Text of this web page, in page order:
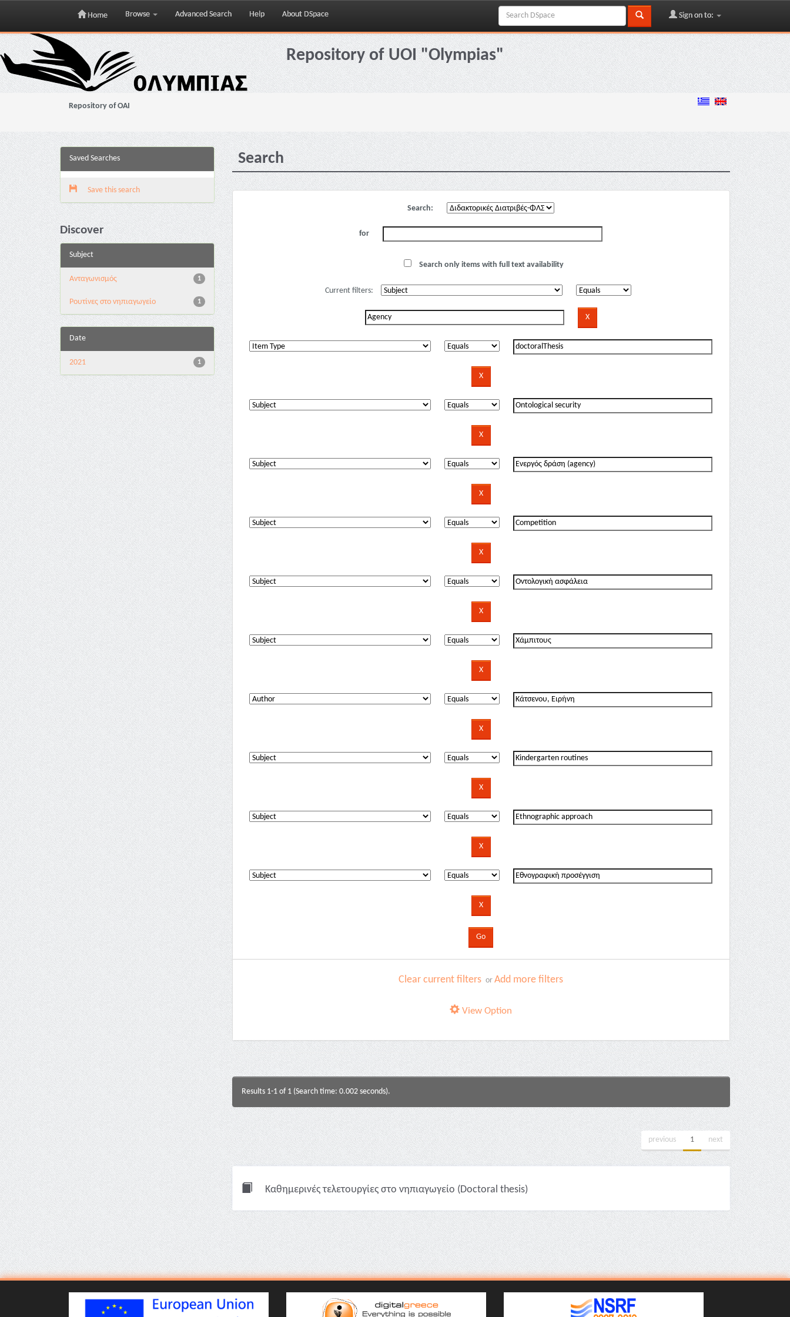
Skip
navigation
Home Browse Advanced Search Help About DSpace Sign on to:
Repository of UOI "Olympias"
Repository of OAI
Saved Searches
Save this search
Discover
Subject
1
Aνταγωνισμός
1
Pουτίνες στο νηπιαγωγείο
Date
1
2021
Search
Search:
for
Search only items with full text availability
Current filters:
Clear current filters orAdd more filters
View Option
Results 1-1 of 1 (Search time: 0.002 seconds).
previous 1 next
Καθημερινές τελετουργίες στο νηπιαγωγείο (Doctoral thesis)